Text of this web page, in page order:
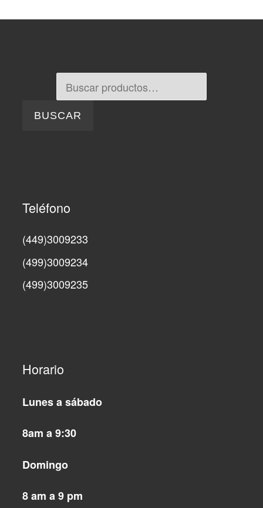
BUSCAR
Teléfono
(449)3009233
(499)3009234
(499)3009235
Horario
Lunes a sábado
8am a 9:30
Domingo
8 am a 9 pm